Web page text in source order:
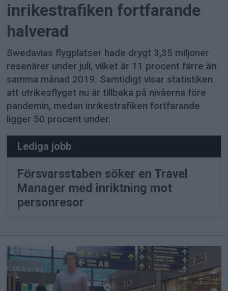
inrikestrafiken fortfarande
halverad
Swedavias flygplatser hade drygt 3,35 miljoner
resenärer under juli, vilket är 11 procent färre än
samma månad 2019. Samtidigt visar statistiken
att utrikesflyget nu är tillbaka på nivåerna före
pandemin, medan inrikestrafiken fortfarande
ligger 50 procent under.
Lediga jobb
Försvarsstaben söker en Travel
Manager med inriktning mot
personresor